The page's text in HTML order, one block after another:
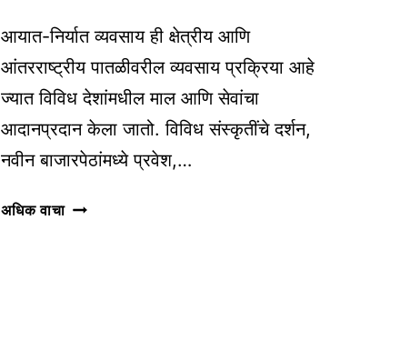
आयात-निर्यात व्यवसाय ही क्षेत्रीय आणि
आंतरराष्ट्रीय पातळीवरील व्यवसाय प्रक्रिया आहे
ज्यात विविध देशांमधील माल आणि सेवांचा
आदानप्रदान केला जातो. विविध संस्कृतींचे दर्शन,
नवीन बाजारपेठांमध्ये प्रवेश,…
अधिक वाचाआयात-